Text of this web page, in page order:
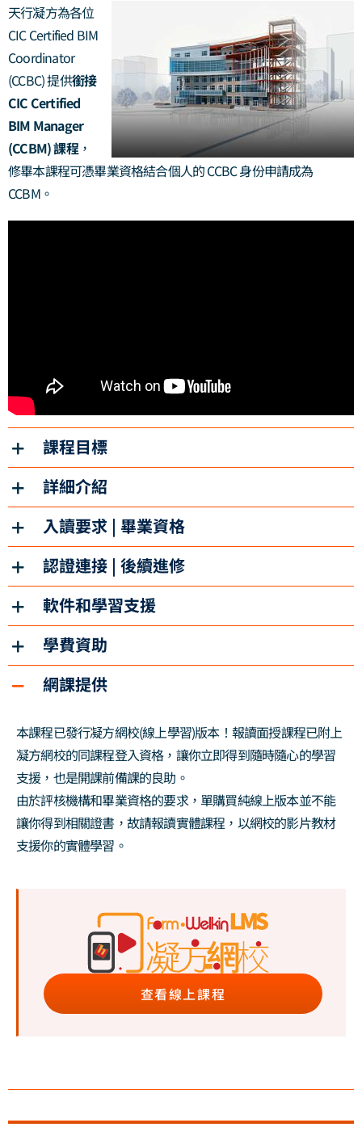
天行凝方為各位
CIC Certified BIM
Coordinator
(CCBC) 提供銜接
CIC Certified
BIM Manager
(CCBM) 課程，
修畢本課程可憑畢業資格結合個人的 CCBC 身份申請成為
CCBM。
課程目標
詳細介紹
入讀要求 | 畢業資格
認證連接 | 後續進修
軟件和學習支援
學費資助
網課提供
本課程已發行凝方網校(線上學習)版本！報讀面授課程已附上
凝方網校的同課程登入資格，讓你立即得到隨時隨心的學習
支援，也是開課前備課的良助。
由於評核機構和畢業資格的要求，單購買純線上版本並不能
讓你得到相關證書，故請報讀實體課程，以網校的影片教材
支援你的實體學習。
查看線上課程